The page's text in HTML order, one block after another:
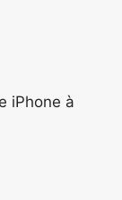
iPhone à